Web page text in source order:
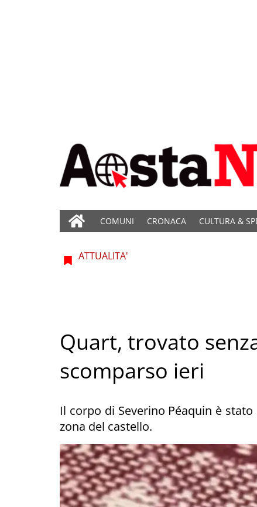
COMUNI CRONACA CULTURA &
ATTUALITA'
Quart, trovato
scomparso ieri
Il corpo di Severino Péaquin è
zona del castello.